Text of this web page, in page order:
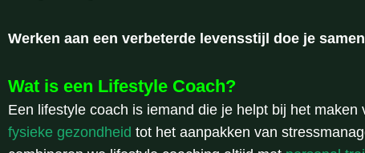
Werken aan een verbeterde levensstijl doe je
Wat is een Lifestyle Coach?
Een lifestyle coach is iemand die je helpt bij het
fysieke gezondheid tot het aanpakken van